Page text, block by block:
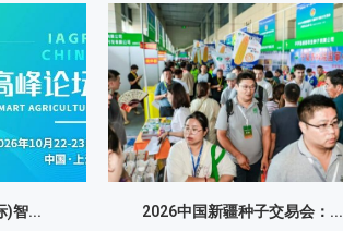
)智... 2026中国新疆种子交易会：...